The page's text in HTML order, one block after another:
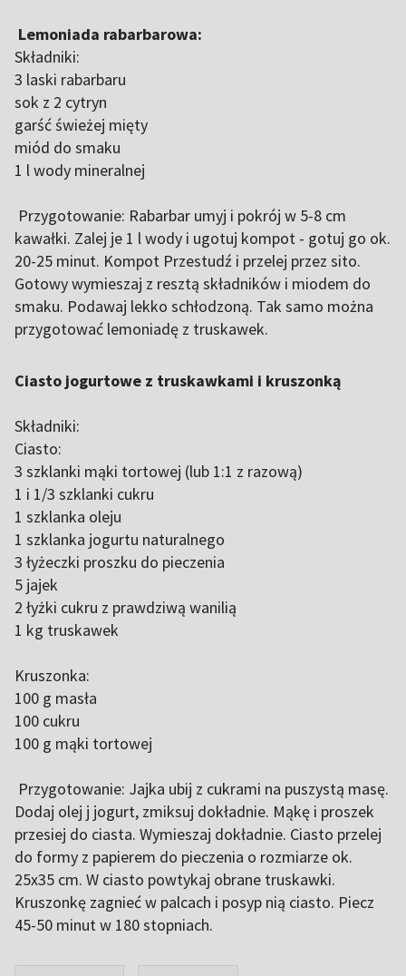
Lemoniada rabarbarowa:
Składniki:
3 laski rabarbaru
sok z 2 cytryn
garść świeżej mięty
miód do smaku
1 l wody mineralnej
Przygotowanie: Rabarbar umyj i pokrój w 5-8 cm
kawałki. Zalej je 1 l wody i ugotuj kompot - gotuj go ok.
20-25 minut. Kompot Przestudź i przelej przez sito.
Gotowy wymieszaj z resztą składników i miodem do
smaku. Podawaj lekko schłodzoną. Tak samo można
przygotować lemoniadę z truskawek.
Ciasto jogurtowe z truskawkami i kruszonką
Składniki:
Ciasto:
3 szklanki mąki tortowej (lub 1:1 z razową)
1 i 1/3 szklanki cukru
1 szklanka oleju
1 szklanka jogurtu naturalnego
3 łyżeczki proszku do pieczenia
5 jajek
2 łyżki cukru z prawdziwą wanilią
1 kg truskawek
Kruszonka:
100 g masła
100 cukru
100 g mąki tortowej
Przygotowanie: Jajka ubij z cukrami na puszystą masę.
Dodaj olej j jogurt, zmiksuj dokładnie. Mąkę i proszek
przesiej do ciasta. Wymieszaj dokładnie. Ciasto przelej
do formy z papierem do pieczenia o rozmiarze ok.
25x35 cm. W ciasto powtykaj obrane truskawki.
Kruszonkę zagnieć w palcach i posyp nią ciasto. Piecz
45-50 minut w 180 stopniach.